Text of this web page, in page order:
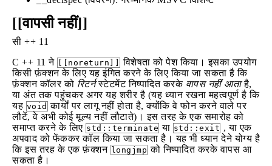
[[वापसी नहीं]]
सी ++ 11
C ++ 11 ने
[[noreturn]]
विशेषता को पेश किया। इसका उपयोग
किसी फ़ंक्शन के लिए यह इंगित करने के लिए किया जा सकता है कि
फ़ंक्शन कॉलर को रिटर्नस्टेटमेंट निष्पादित करके वापस नहीं आताहै,
या अंत तक पहुंचकर अगर यह शरीर है (यह ध्यान रखना महत्वपूर्ण है कि
यह void कार्यों पर लागू नहीं होता है, क्योंकि वे फोन करने वाले पर
लौटें, वे अभी कोई मूल्य नहीं लौटाते)। इस तरह के एक समारोह को
समाप्त करने के लिए std::terminate या std::exit , या एक
अपवाद को फेंककर कॉल किया जा सकता है। यह भी ध्यान देने योग्य है
कि इस तरह के एक फ़ंक्शन longjmp को निष्पादित करके वापस आ
सकता है।